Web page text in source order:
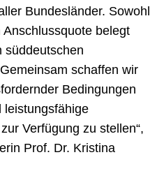
Bundesländer. Sowohl
belegt
süddeutschen
schaffen wir
Bedingungen
leistungsfähige
Verfügung zu stellen“,
Prof. Dr. Kristina